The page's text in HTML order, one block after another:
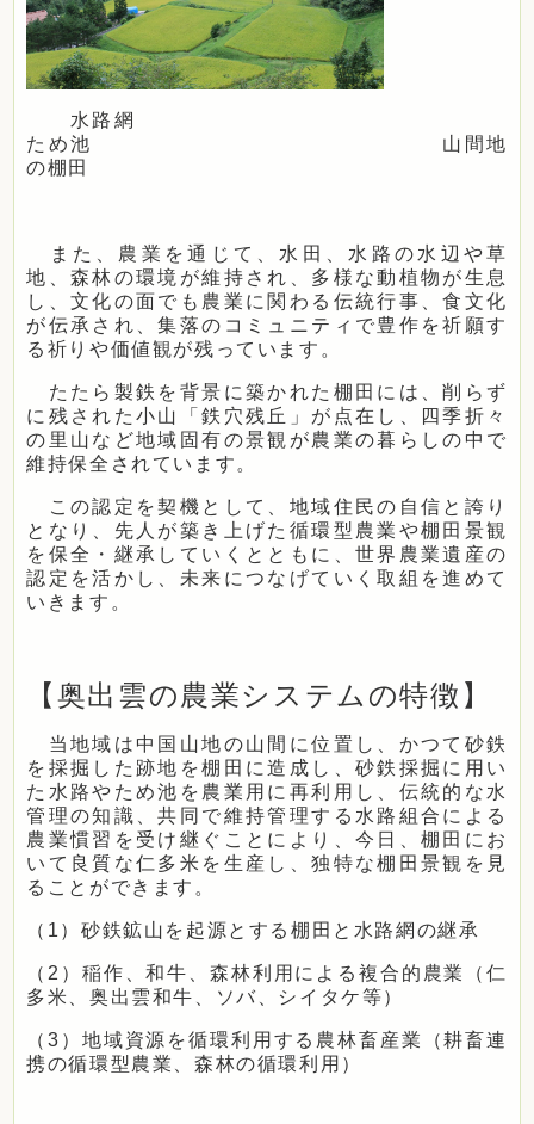
水路網
ため池 山間地
の棚田
また、農業を通じて、水田、水路の水辺や草
地、森林の環境が維持され、多様な動植物が生息
し、文化の面でも農業に関わる伝統行事、食文化
が伝承され、集落のコミュニティで豊作を祈願す
る祈りや価値観が残っています。
たたら製鉄を背景に築かれた棚田には、削らず
に残された小山「鉄穴残丘」が点在し、四季折々
の里山など地域固有の景観が農業の暮らしの中で
維持保全されています。
この認定を契機として、地域住民の自信と誇り
となり、先人が築き上げた循環型農業や棚田景観
を保全・継承していくとともに、世界農業遺産の
認定を活かし、未来につなげていく取組を進めて
いきます。
【奥出雲の農業システムの特徴】
当地域は中国山地の山間に位置し、かつて砂鉄
を採掘した跡地を棚田に造成し、砂鉄採掘に用い
た水路やため池を農業用に再利用し、伝統的な水
管理の知識、共同で維持管理する水路組合による
農業慣習を受け継ぐことにより、今日、棚田にお
いて良質な仁多米を生産し、独特な棚田景観を見
ることができます。
（1）砂鉄鉱山を起源とする棚田と水路網の継承
（2）稲作、和牛、森林利用による複合的農業（仁
多米、奥出雲和牛、ソバ、シイタケ等）
（3）地域資源を循環利用する農林畜産業（耕畜連
携の循環型農業、森林の循環利用）